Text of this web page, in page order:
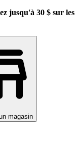
jusqu'à 30 $ sur
magasin